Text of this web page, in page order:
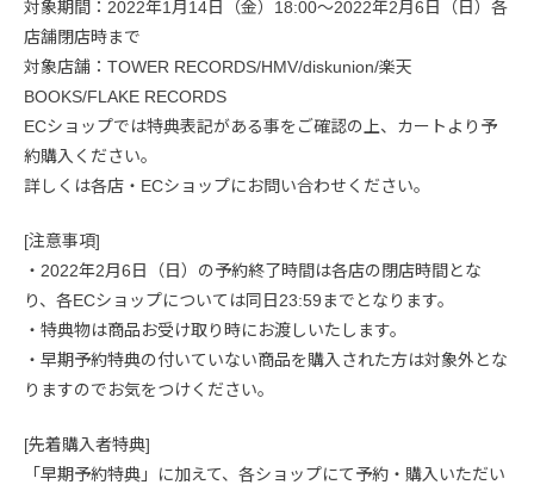
対象期間：2022年1月14日（金）18:00〜2022年2月6日（日）各
店舗閉店時まで
対象店舗：TOWER RECORDS/HMV/diskunion/楽天
BOOKS/FLAKE RECORDS
ECショップでは特典表記がある事をご確認の上、カートより予
約購入ください。
詳しくは各店・ECショップにお問い合わせください。
[注意事項]
・2022年2月6日（日）の予約終了時間は各店の閉店時間とな
り、各ECショップについては同日23:59までとなります。
・特典物は商品お受け取り時にお渡しいたします。
・早期予約特典の付いていない商品を購入された方は対象外とな
りますのでお気をつけください。
[先着購入者特典]
「早期予約特典」に加えて、各ショップにて予約・購入いただい